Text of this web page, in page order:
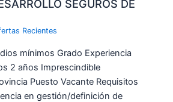
SEGUROS DE
Recientes
mínimos Grado Experiencia
2 años Imprescindible
Puesto Vacante Requisitos
en gestión/definición de